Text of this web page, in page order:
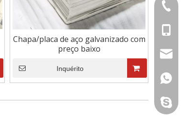
Chapa/placa de aço galvanizado com
preço baixo
Inquérito
+86-
+86-
+86-
+86-
+86-